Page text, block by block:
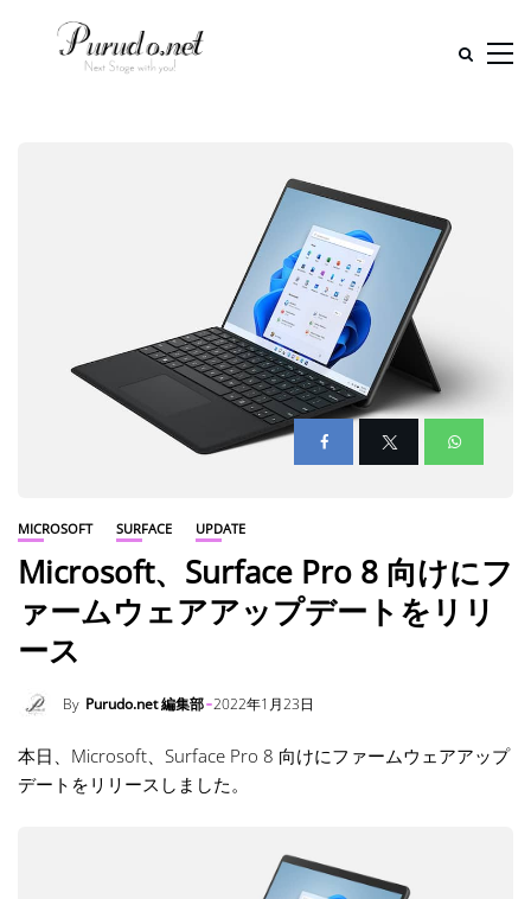
MICROSOFT SURFACE UPDATE
Microsoft、Surface Pro 8 向けにフ
ァームウェアアップデートをリリ
ース
By Purudo.net 編集部 2022年1月23日
本日、Microsoft、Surface Pro 8 向けにファームウェアアップ
デートをリリースしました。